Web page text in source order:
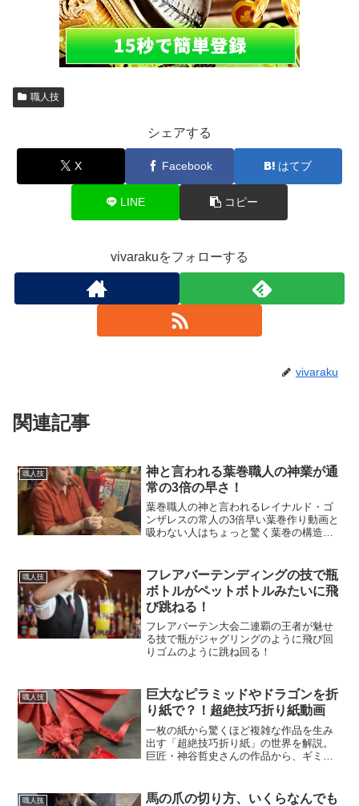
職人技
シェアする
X Facebook はてブ
LINE コピー
vivarakuをフォローする
vivaraku
関連記事
職人技
神と言われる葉巻職人の神業が通
常の3倍の早さ！
葉巻職人の神と言われるレイナルド・ゴ
ンザレスの常人の3倍早い葉巻作り動画と
吸わない人はちょっと驚く葉巻の構造や
職人技
フレアバーテンディングの技で瓶
ボトルがペットボトルみたいに飛
び跳ねる！
フレアバーテン大会二連覇の王者が魅せ
る技で瓶がジャグリングのように飛び回
りゴムのように跳ね回る！
職人技
巨大なピラミッドやドラゴンを折
り紙で？！超絶技巧折り紙動画
一枚の紙から驚くほど複雑な作品を生み
出す「超絶技巧折り紙」の世界を解説。
巨匠・神谷哲史さんの作品から、ギミッ
職人技
馬の爪の切り方、いくらなんでも